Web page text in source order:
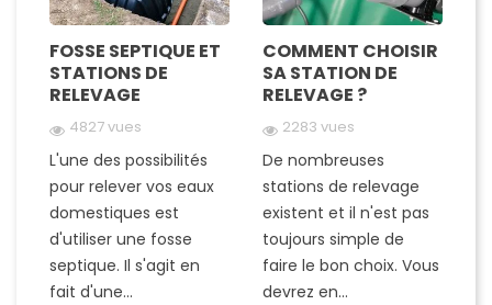
FOSSE SEPTIQUE ET
STATIONS DE
RELEVAGE
4827 vues
L'une des possibilités
pour relever vos eaux
domestiques est
d'utiliser une fosse
septique. Il s'agit en
fait d'une...
COMMENT CHOISIR
SA STATION DE
RELEVAGE ?
2283 vues
De nombreuses
stations de relevage
existent et il n'est pas
toujours simple de
faire le bon choix. Vous
devrez en...